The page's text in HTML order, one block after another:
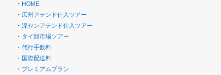
・ HOME
・ 広州アテンド仕入ツアー
・ 深センアテンド仕入ツアー
・ タイ卸市場ツアー
・ 代行手数料
・ 国際配送料
・ プレミアムプラン